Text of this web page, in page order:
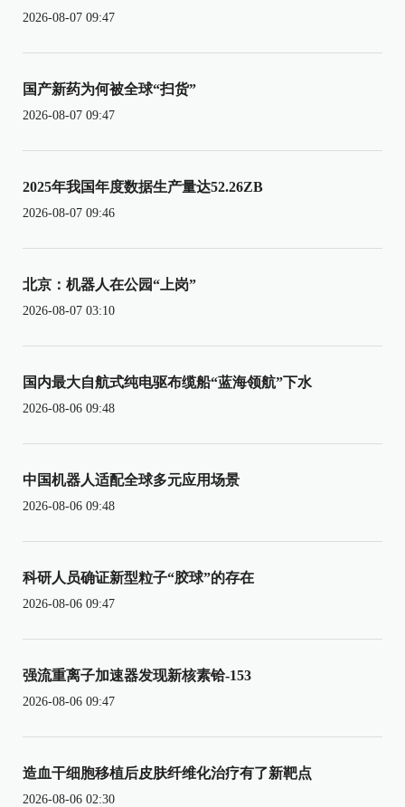
2026-08-07 09:47
国产新药为何被全球“扫货”
2026-08-07 09:47
2025年我国年度数据生产量达52.26ZB
2026-08-07 09:46
北京：机器人在公园“上岗”
2026-08-07 03:10
国内最大自航式纯电驱布缆船“蓝海领航”下水
2026-08-06 09:48
中国机器人适配全球多元应用场景
2026-08-06 09:48
科研人员确证新型粒子“胶球”的存在
2026-08-06 09:47
强流重离子加速器发现新核素铪-153
2026-08-06 09:47
造血干细胞移植后皮肤纤维化治疗有了新靶点
2026-08-06 02:30